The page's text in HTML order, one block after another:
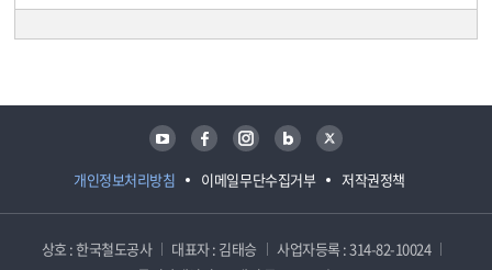
개인정보처리방침 이메일무단수집거부 저작권정책
유튜브 페이스북 인스타그램 블로그 트위터
상호 : 한국철도공사 대표자 : 김태승
사업자등록 : 314-82-10024